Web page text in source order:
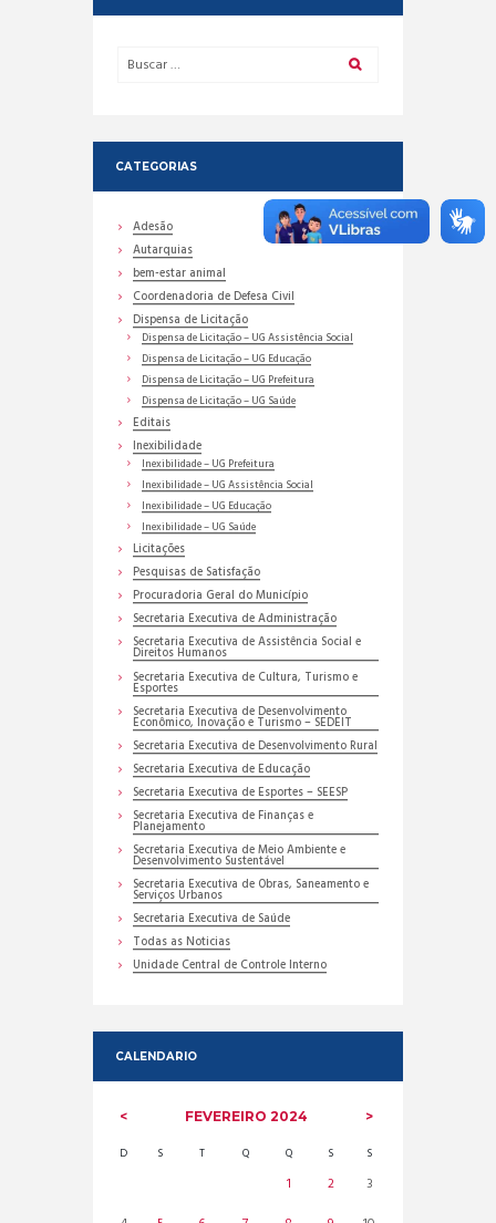
CATEGORIAS
Adesão
Autarquias
bem-estar animal
Coordenadoria de Defesa Civil
Dispensa de Licitação
Dispensa de Licitação – UG Assistência Social
Dispensa de Licitação – UG Educação
Dispensa de Licitação – UG Prefeitura
Dispensa de Licitação – UG Saúde
Editais
Inexibilidade
Inexibilidade – UG Prefeitura
Inexibilidade – UG Assistência Social
Inexibilidade – UG Educação
Inexibilidade – UG Saúde
Licitações
Pesquisas de Satisfação
Procuradoria Geral do Município
Secretaria Executiva de Administração
Secretaria Executiva de Assistência Social e
Direitos Humanos
Secretaria Executiva de Cultura, Turismo e
Esportes
Secretaria Executiva de Desenvolvimento
Econômico, Inovação e Turismo – SEDEIT
Secretaria Executiva de Desenvolvimento Rural
Secretaria Executiva de Educação
Secretaria Executiva de Esportes – SEESP
Secretaria Executiva de Finanças e
Planejamento
Secretaria Executiva de Meio Ambiente e
Desenvolvimento Sustentável
Secretaria Executiva de Obras, Saneamento e
Serviços Urbanos
Secretaria Executiva de Saúde
Todas as Noticias
Unidade Central de Controle Interno
CALENDARIO
FEVEREIRO 2024
D S T Q Q S S
1 2
3